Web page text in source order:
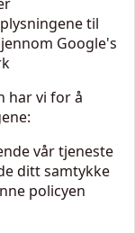
til
Google's
har vi for å
vår tjeneste
ditt samtykke
policyen